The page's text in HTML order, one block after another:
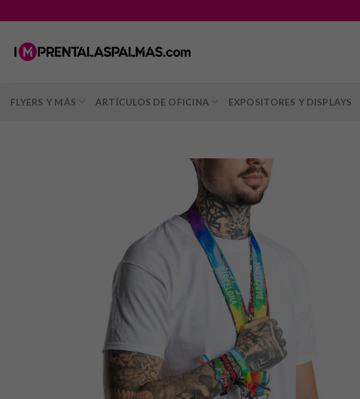
contenido
FLYERS Y MÁS ARTÍCULOS DE OFICINA EXPOSITORES Y DISPLAYS